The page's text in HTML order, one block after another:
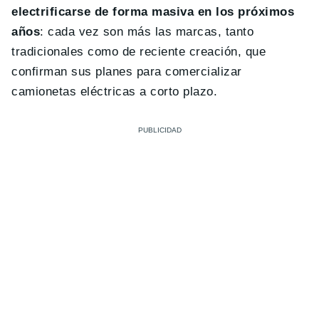
electrificarse de forma masiva en los próximos
años: cada vez son más las marcas, tanto
tradicionales como de reciente creación, que
confirman sus planes para comercializar
camionetas eléctricas a corto plazo.